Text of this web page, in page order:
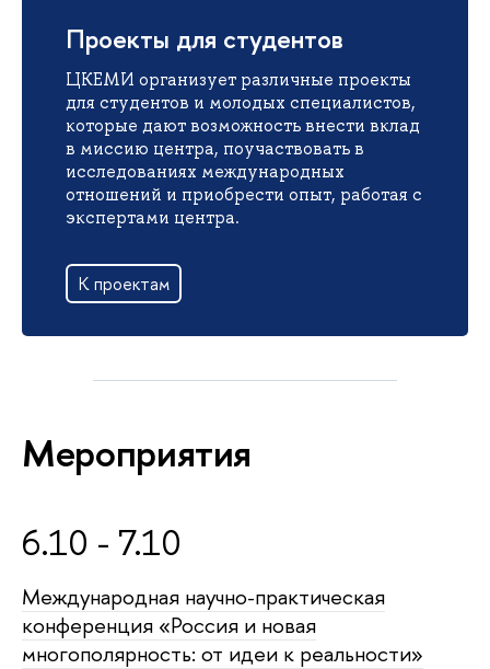
Проекты для студентов
ЦКЕМИ организует различные проекты
для студентов и молодых специалистов,
которые дают возможность внести вклад
в миссию центра, поучаствовать в
исследованиях международных
отношений и приобрести опыт, работая с
экспертами центра.
К проектам
Мероприятия
6.10 - 7.10
Международная научно-практическая
конференция «Россия и новая
многополярность: от идеи к реальности»